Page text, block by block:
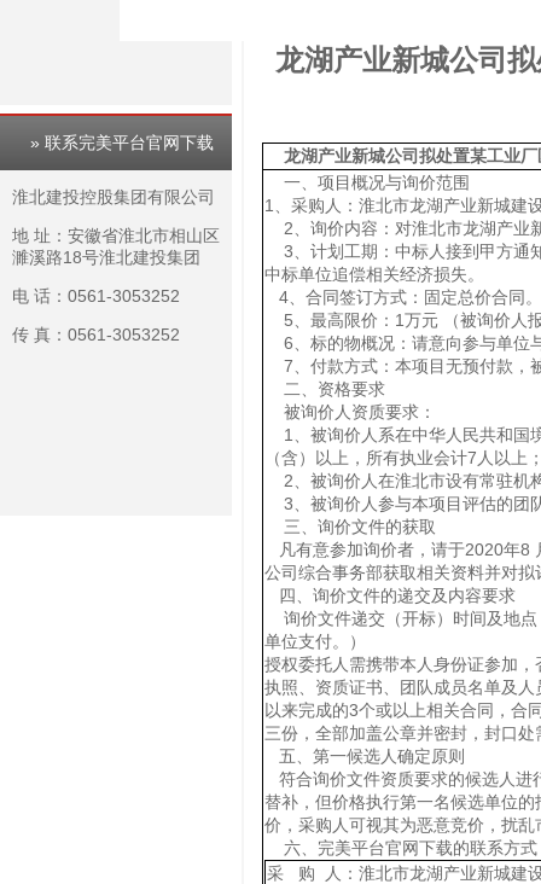
» 联系完美平台官网下载
淮北建投控股集团有限公司
地 址：安徽省淮北市相山区
濉溪路18号淮北建投集团
电 话：0561-3053252
传 真：0561-3053252
龙湖产业新城公司
龙湖产业新城公司拟处置某工业
一、项目概况与询价范围
1、采购人：淮北市龙湖产业新城建
2、询价内容：对淮北市龙湖产业
3、计划工期：中标人接到甲方通
中标单位追偿相关经济损失。
4、合同签订方式：固定总价合同
5、最高限价：1万元 （被询价人
6、标的物概况：请意向参与单位
7、付款方式：本项目无预付款，
二、资格要求
被询价人资质要求：
1、被询价人系在中华人民共和国
（含）以上，所有执业会计7人以上
2、被询价人在淮北市设有常驻机
3、被询价人参与本项目评估的团
三、询价文件的获取
凡有意参加询价者，请于2020年8
公司综合事务部获取相关资料并对
四、询价文件的递交及内容要求
询价文件递交（开标）时间及地点
单位支付。）
授权委托人需携带本人身份证参加
执照、资质证书、团队成员名单及
以来完成的3个或以上相关合同，合
三份，全部加盖公章并密封，封口
五、第一候选人确定原则
符合询价文件资质要求的候选人进
替补，但价格执行第一名候选单位
价，采购人可视其为恶意竞价，扰
六、完美平台官网下载的联系方式
采 购 人：淮北市龙湖产业新城建